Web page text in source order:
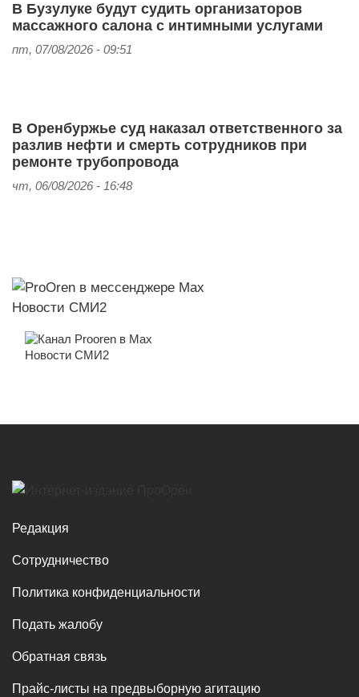
В Бузулуке будут судить организаторов
массажного салона с интимными услугами
пт, 07/08/2026 - 09:51
В Оренбуржье суд наказал ответственного за
разлив нефти и смерть сотрудников при
ремонте трубопровода
чт, 06/08/2026 - 16:48
Новости СМИ2
Новости СМИ2
Редакция
Сотрудничество
Политика конфиденциальности
Подать жалобу
Обратная связь
Прайс-листы на предвыборную агитацию